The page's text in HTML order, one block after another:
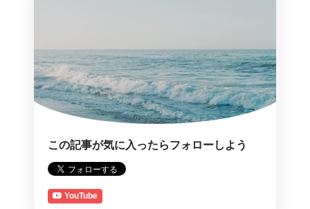
この記事が気に入ったらフォローしよう
YouTube